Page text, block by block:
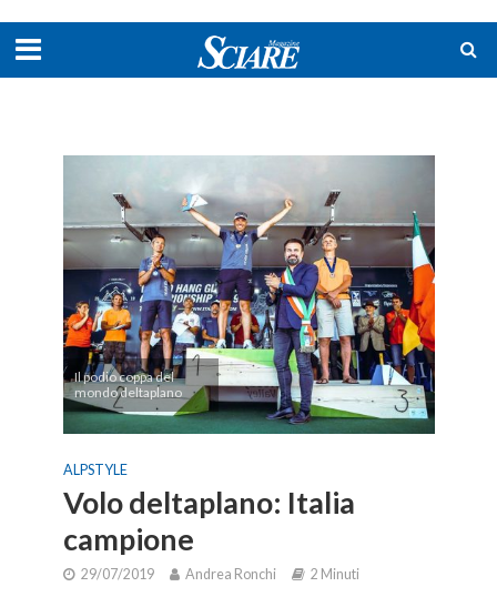
Il podio coppa del
mondo deltaplano
ALPSTYLE
Volo deltaplano: Italia
campione
29/07/2019 Andrea Ronchi 2 Minuti